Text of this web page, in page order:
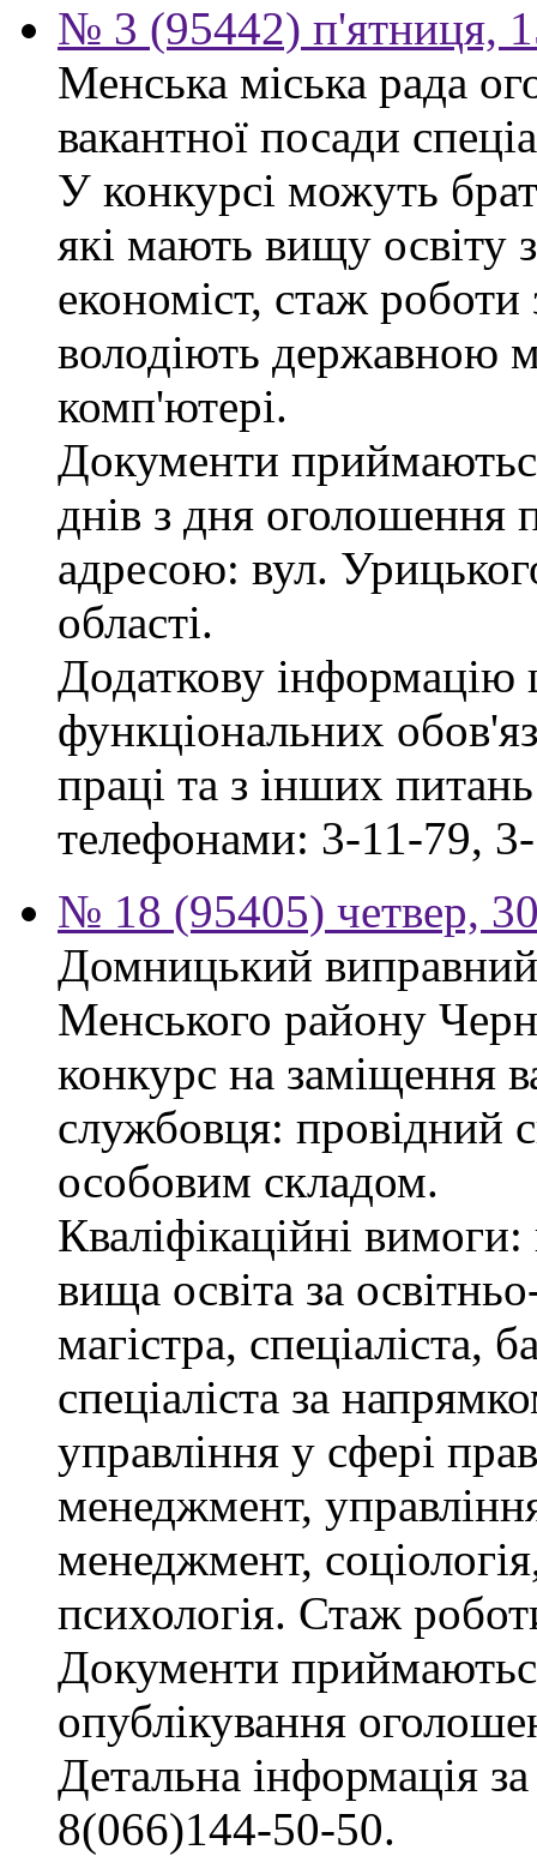
№ 3 (95442) п'ятниця,
Менська міська рада
вакантної посади
У конкурсі можуть
які мають вищу освіту
економіст, стаж
володіють державною
комп'ютері.
Документи
днів з дня оголошення
адресою: вул.
області.
Додаткову
функціональних
праці та з інших
телефонами: 3-11-79,
№ 18 (95405) четвер,
Домницький
Менського району
конкурс на заміщення
службовця: провідний
особовим складом.
Кваліфікаційні
вища освіта за
магістра, спеціаліста,
спеціаліста за
управління у сфері
менеджмент,
менеджмент,
психологія. Стаж
Документи
опублікування
Детальна інформація
8(066)144-50-50.